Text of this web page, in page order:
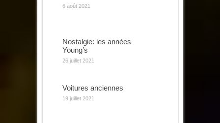
6 août 2021
Nostalgie: les années
Young’s
26 juillet 2021
Voitures anciennes
19 juillet 2021